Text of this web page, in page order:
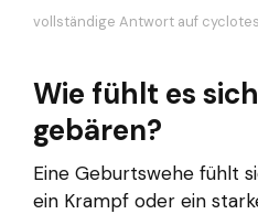
vollständige Antwort auf
Wie fühlt es
gebären?
Eine Geburtswehe fühlt
ein Krampf oder ein